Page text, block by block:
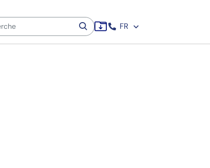
FR